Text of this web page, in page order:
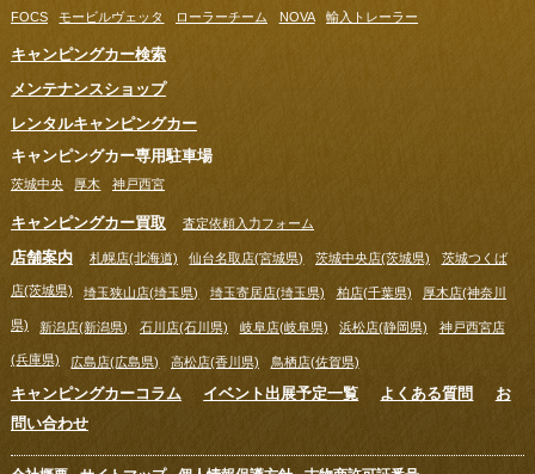
FOCS モービルヴェッタ ローラーチーム NOVA 輸入トレーラー
キャンピングカー検索
メンテナンスショップ
レンタルキャンピングカー
キャンピングカー専用駐車場
茨城中央 厚木 神戸西宮
キャンピングカー買取 査定依頼入力フォーム
店舗案内 札幌店(北海道) 仙台名取店(宮城県) 茨城中央店(茨城県) 茨城つくば
店(茨城県) 埼玉狭山店(埼玉県) 埼玉寄居店(埼玉県) 柏店(千葉県) 厚木店(神奈川
県) 新潟店(新潟県) 石川店(石川県) 岐阜店(岐阜県) 浜松店(静岡県) 神戸西宮店
(兵庫県) 広島店(広島県) 高松店(香川県) 鳥栖店(佐賀県)
キャンピングカーコラム イベント出展予定一覧 よくある質問
お
問い合わせ